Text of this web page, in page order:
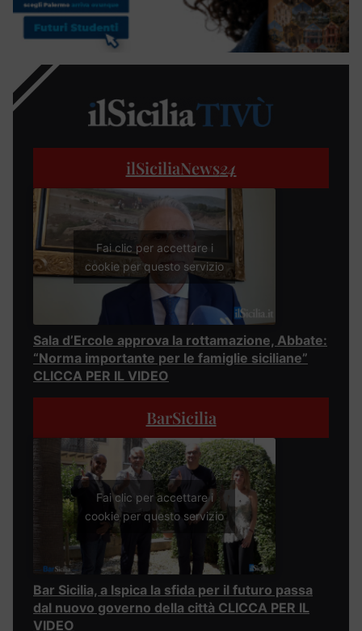
ilSiciliaNews24
Fai clic per accettare i
cookie per questo servizio
Sala d’Ercole approva la rottamazione, Abbate:
“Norma importante per le famiglie siciliane”
CLICCA PER IL VIDEO
BarSicilia
Fai clic per accettare i
cookie per questo servizio
Bar Sicilia, a Ispica la sfida per il futuro passa
dal nuovo governo della città CLICCA PER IL
VIDEO